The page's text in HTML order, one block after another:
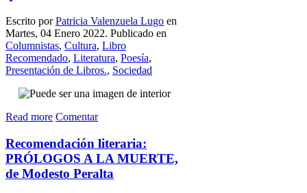
Escrito porPatricia Valenzuela Lugo en
Martes, 04 Enero 2022. Publicado en
Columnistas, Cultura, Libro
Recomendado, Literatura, Poesía,
Presentación de Libros., Sociedad
Read more Comentar
Recomendación literaria:
PRÓLOGOS A LA MUERTE,
de Modesto Peralta